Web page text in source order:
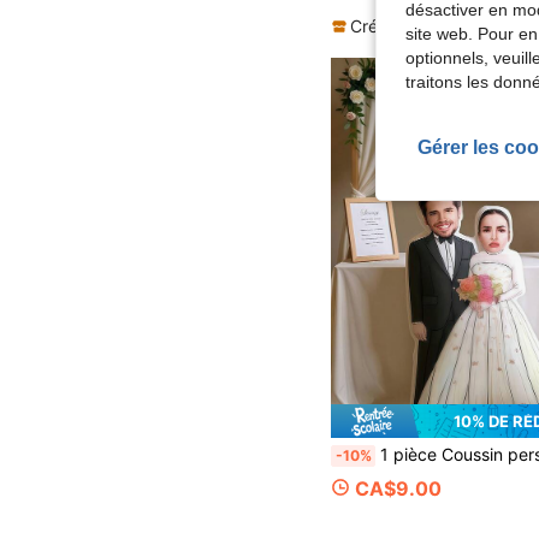
Créé il y a 1 an
10% DE
-10% 1 pièce Coussin personnalisé avec photo de couple de mariage, design artistique personnalisé amusant - Photo imprimée recto-verso, tissu doux et intéressant, cadeau idéal pour l'anniversaire et les fêtes, respirant, convient pour elle, lui, lui, petit ami, petite amie, maman, papa, famille, amis, anniversaire, fête des mères,
CA$9.00
désactiver en
site web. Pour
optionnels,
traitons les
Gérer les